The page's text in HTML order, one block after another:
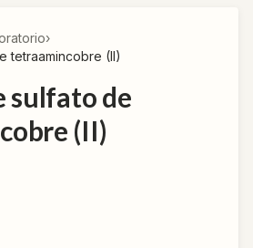
›
tetraamincobre (II)
sulfato de
(II)